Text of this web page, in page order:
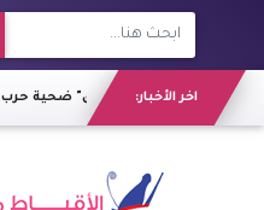
اخر الأخبار: "العراق" ضحية حرب